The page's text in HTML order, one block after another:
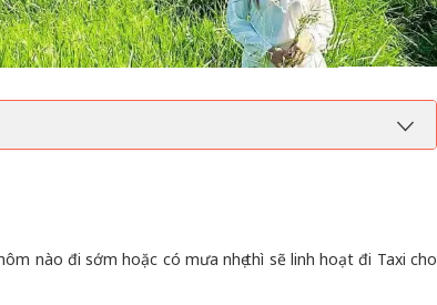
nào đi sớm hoặc có mưa nhẹ thì sẽ linh hoạt đi Taxi cho